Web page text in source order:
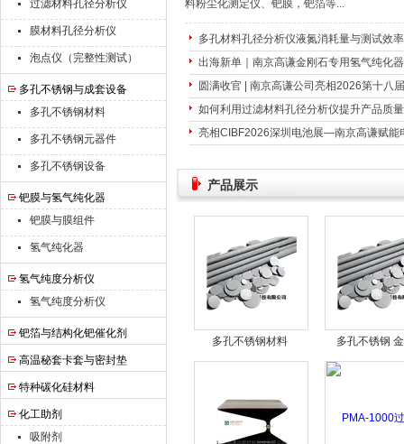
过滤材料孔径分析仪
膜材料孔径分析仪
泡点仪（完整性测试）
多孔不锈钢与成套设备
多孔不锈钢材料
多孔不锈钢元器件
多孔不锈钢设备
钯膜与氢气纯化器
钯膜与膜组件
氢气纯化器
氢气纯度分析仪
氢气纯度分析仪
钯箔与结构化钯催化剂
高温秘套卡套与密封垫
特种碳化硅材料
化工助剂
吸附剂
料粉尘化测定仪、钯膜，钯箔等...
多孔材料孔径分析仪液氮消耗量与测试效
出海新单｜南京高谦金刚石专用氢气纯化
圆满收官 | 南京高谦公司亮相2026第十八
如何利用过滤材料孔径分析仪提升产品质
亮相CIBF2026深圳电池展—南京高谦赋能
产品展示
多孔不锈钢材料 多孔不锈钢